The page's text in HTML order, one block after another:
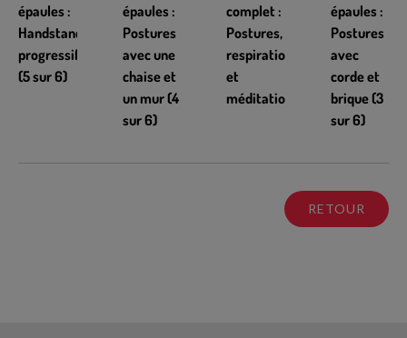
épaules :
Handstands
progressifs
(5 sur 6)
épaules :
Postures
avec une
chaise et
un mur (4
sur 6)
complet :
Postures,
respiration
et
méditation
épaules :
Postures
avec
corde et
brique (3
sur 6)
RETOUR